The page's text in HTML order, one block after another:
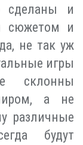
сделаны и
сюжетом и
не так уж
игры
склонны
а не
различные
будут